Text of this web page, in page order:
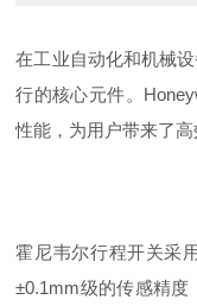
在工业自动化和机械
行的核心元件。
性能，为用户带来了高
霍尼韦尔行程开关采
±0.1mm级的传感精